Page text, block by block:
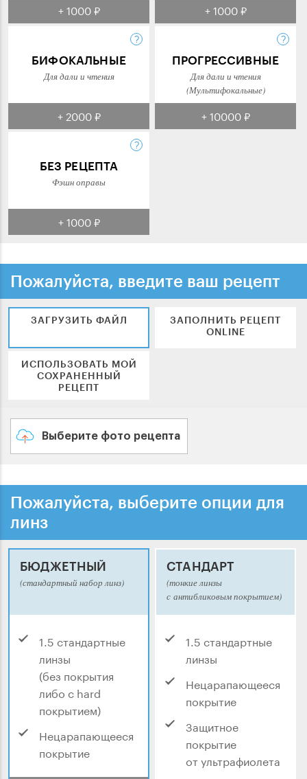
+ 1000 ₽ + 1000 ₽
БИФОКАЛЬНЫЕ
Для дали и чтения
+ 2000 ₽
ПРОГРЕССИВНЫЕ
Для дали и чтения
(Мультифокальные)
+ 10000 ₽
БЕЗ РЕЦЕПТА
Фэшн оправы
+ 1000 ₽
Пожалуйста, введите ваш рецепт
ЗАГРУЗИТЬ ФАЙЛ
ЗАПОЛНИТЬ РЕЦЕПТ
ONLINE
ИСПОЛЬЗОВАТЬ МОЙ
СОХРАНЕННЫЙ
РЕЦЕПТ
Выберите фото рецепта
Пожалуйста, выберите опции для
линз
БЮДЖЕТНЫЙ
(стандартный набор линз)
1.5 стандартные
линзы
(без покрытия
либо с hard
покрытием)
Нецарапающееся
покрытие
СТАНДАРТ
(тонкие линзы
с антибликовым покрытием)
1.5 стандартные
линзы
Нецарапающееся
покрытие
Защитное
покрытие
от ультрафиолета